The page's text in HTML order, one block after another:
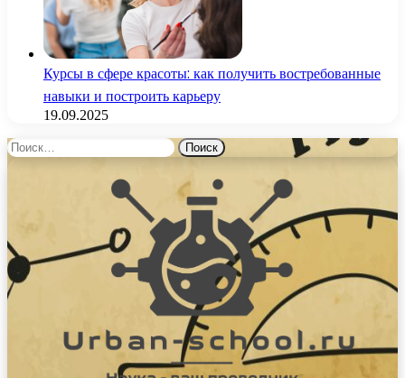
Курсы в сфере красоты: как получить востребованные
навыки и построить карьеру
19.09.2025
Найти: